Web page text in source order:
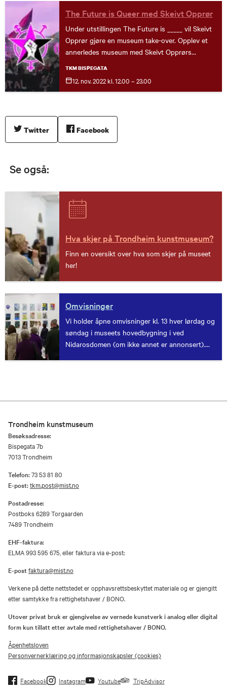
The Future is Queer med Skeivt Opprør
Under utstillingen The Future is _____ vil Skeivt
Opprør gjøre en museum take-over. Opplev et
annerledes museum med Skeivt Opprørs
TKM BISPEGATA
12. nov.2022 kl. 12.00 – 23.00
Twitter Facebook
Se også:
Hva skjer på Trondheim kunstmuseum?
Finn en oversikt over hva som skjer på museet
her!
Omvisninger
Vi holder åpne omvisninger kl. 13 hver lørdag og
søndag i museets hovedbygning i ved
Nidarosdomen (om ikke annet er annonsert).
Trondheim kunstmuseum
Besøksadresse:
Bispegata 7b
7013 Trondheim
Telefon:73 53 81 80
E-post:tkm.post@mist.no
Postadresse:
Postboks 6289 Torgaarden
7489 Trondheim
EHF-faktura:
ELMA 993 595 675, eller faktura via e-post:
E-post faktura@mist.no
Verkene på dette nettstedet er opphavsrettsbeskyttet materiale og er gjengitt
etter samtykke fra rettighetshaver / BONO.
Utover privat bruk er gjengivelse av vernede kunstverk i analog eller digital
form kun tillatt etter avtale med rettighetshaver / BONO.
Åpenhetsloven
Personvernerklæring og informasjonskapsler (cookies)
Facebook Instagram Youtube TripAdvisor